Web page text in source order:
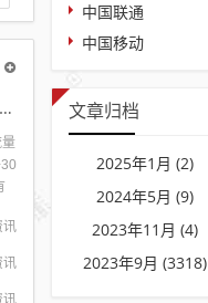
电信鄂速卡29元80G流量+0.1元每分钟通话
讯
讯
讯
中国联通
中国移动
文章归档
2025年1月 (2)
2024年5月 (9)
2023年11月 (4)
2023年9月 (3318)